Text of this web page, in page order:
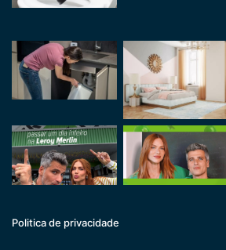
Politica de privacidade